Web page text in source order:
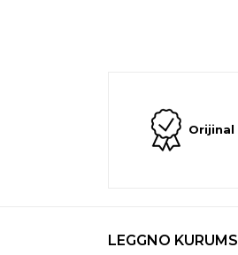
Orijinal
LEGGNO